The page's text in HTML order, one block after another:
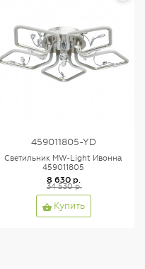
459011805-YD
Светильник MW-Light Ивонна
459011805
8 630 р.
34 530 р.
Купить